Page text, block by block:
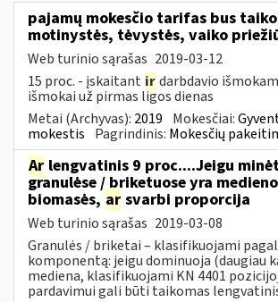
pajamų mokesčio tarifas bus
motinystės, tėvystės, vaiko
Web turinio sąrašas 2019-03-12
15 proc. - įskaitant irdarbdavio
išmokai už pirmas ligos dienas
Metai (Archyvas): 2019 Mokesčiai:
mokestis Pagrindinis: Mokesčių
Ar lengvatinis 9 proc....Jeigu
granulėse / briketuose yra
biomasės, ar svarbi proporcija
Web turinio sąrašas 2019-03-08
Granulės / briketai – klasifikuojami
komponentą: jeigu dominuoja (daugiau
mediena, klasifikuojami KN 4401
pardavimui gali būti taikomas